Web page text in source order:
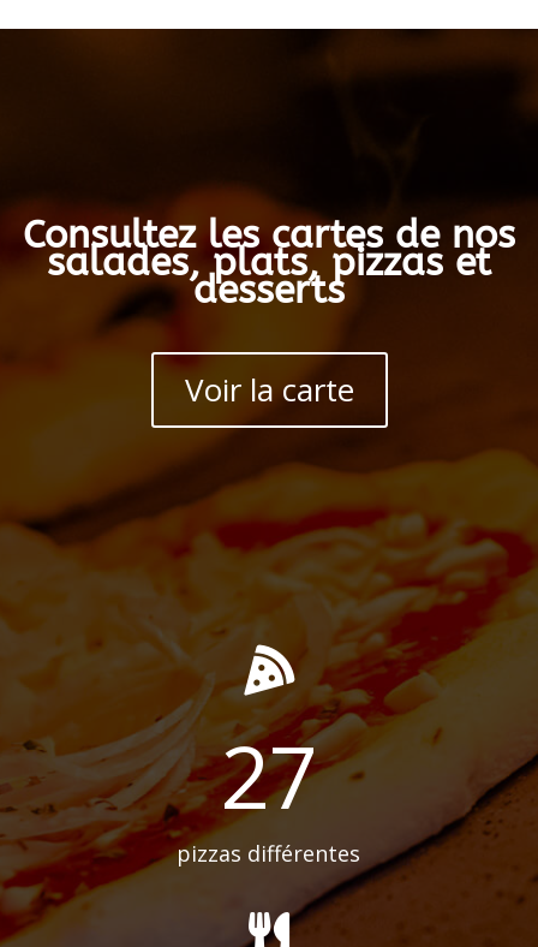
Consultez les cartes de nos
salades, plats, pizzas et
desserts
Voir la carte
27
pizzas différentes